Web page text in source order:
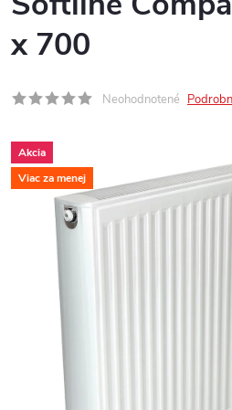
x 700
Neohodnotené
Akcia
Viac za menej